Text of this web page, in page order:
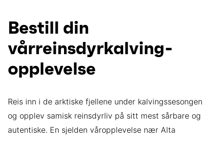
Bestill din
vårreinsdyrkalving-
opplevelse
Reis inn i de arktiske fjellene under kalvingssesongen
og opplev samisk reinsdyrliv på sitt mest sårbare og
autentiske. En sjelden våropplevelse nær Alta